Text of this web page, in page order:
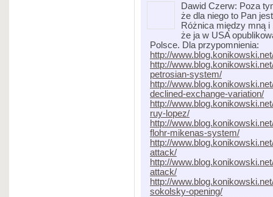
Dawid Czerw: Poza
że dla niego to Pan
Różnica między mną
że ja w USA
Polsce. Dla przypomnienia:
http://
http://
petrosian-system/
http://
declined-exchange-variation/
http://
ruy-lopez/
http://
flohr-mikenas-system/
http://
attack/
http://
attack/
http://
sokolsky-opening/